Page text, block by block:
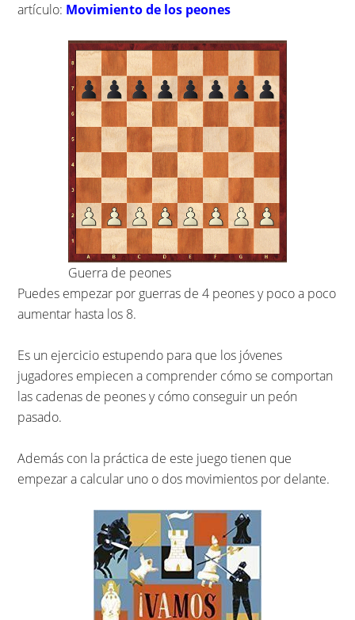
artículo: Movimiento de los peones
Guerra de peones
Puedes empezar por guerras de 4 peones y poco a poco
aumentar hasta los 8.
Es un ejercicio estupendo para que los jóvenes
jugadores empiecen a comprender cómo se comportan
las cadenas de peones y cómo conseguir un peón
pasado.
Además con la práctica de este juego tienen que
empezar a calcular uno o dos movimientos por delante.